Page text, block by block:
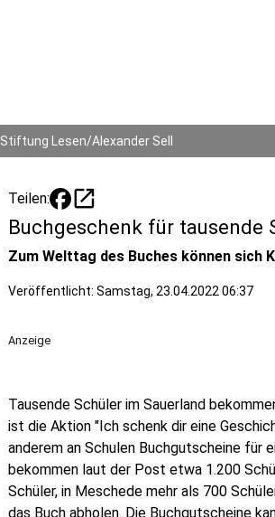
Stiftung Lesen/Alexander Sell
Teilen: open_in_new
Buchgeschenk für tausende
Zum Welttag des Buches können sich
Veröffentlicht: Samstag, 23.04.2022 06:37
Anzeige
Tausende Schüler im Sauerland
ist die Aktion "Ich schenk dir eine
anderem an Schulen Buchgutscheine für
bekommen laut der Post etwa 1.200
Schüler, in Meschede mehr als 700
das Buch abholen. Die Buchgutscheine